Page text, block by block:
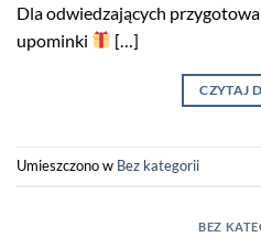
Dla odwiedzających
upominki
[…]
CZYTAJ
Umieszczono w Bez kategorii
BEZ